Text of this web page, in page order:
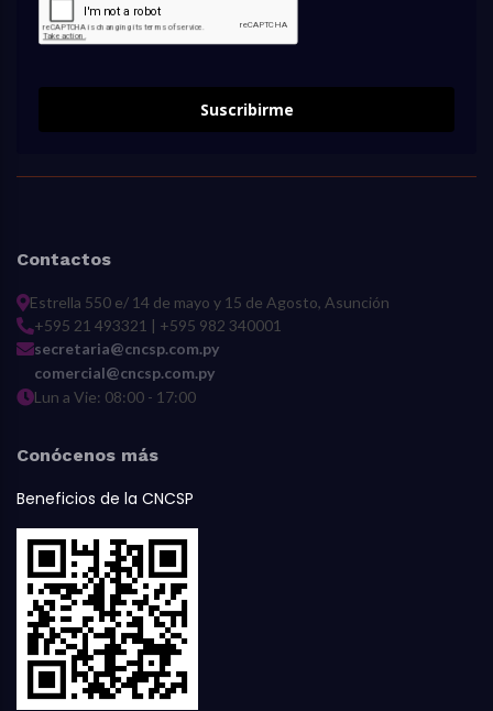
Suscribirme
Contactos
Estrella 550 e/ 14 de mayo y 15 de Agosto, Asunción
+595 21 493321 | +595 982 340001
secretaria@cncsp.com.py
comercial@cncsp.com.py
Lun a Vie: 08:00 - 17:00
Conócenos más
Beneficios de la CNCSP